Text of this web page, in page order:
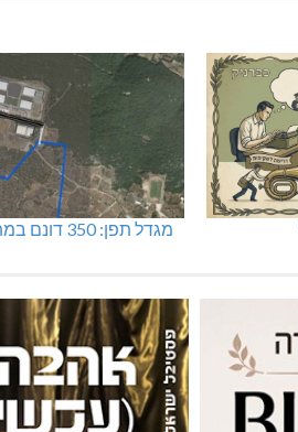
מגדל תפן: 350 דונם במתחם חדש